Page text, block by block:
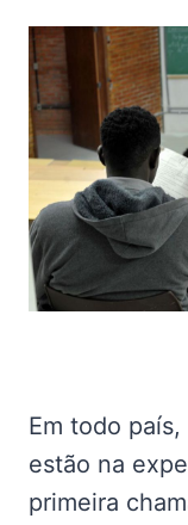
Em todo
estão na
primeira